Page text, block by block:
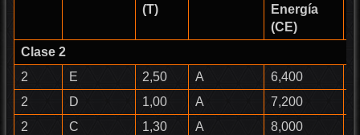
(T)
Energía
(CE)
Clase 2
2
E 2,50 A 6,400
2
D 1,00 A 7,200
2
C 1,30 A 8,000